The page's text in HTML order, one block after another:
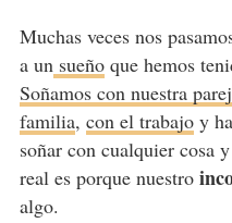
Muchas veces nos
a unsueñoque hemos
Soñamos con nuestra
familia, con el trabajoy
soñar con cualquier cosa
real es porque nuestro
algo.